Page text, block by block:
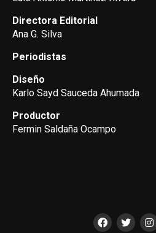
Directora Editorial
Ana G. Silva
Periodistas
Diseño
Karlo Sayd Sauceda Ahumada
Productor
Fermin Saldaña Ocampo